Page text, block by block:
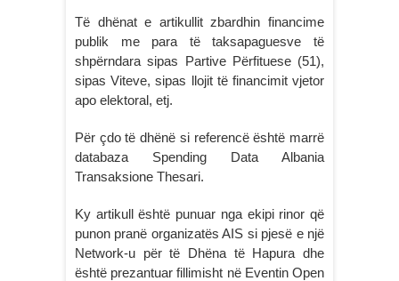
Të dhënat e artikullit zbardhin financime
publik me para të taksapaguesve të
shpërndara sipas Partive Përfituese (51),
sipas Viteve, sipas llojit të financimit vjetor
apo elektoral, etj.
Për çdo të dhënë si referencë është marrë
databaza Spending Data Albania
Transaksione Thesari.
Ky artikull është punuar nga ekipi rinor që
punon pranë organizatës AIS si pjesë e një
Network-u për të Dhëna të Hapura dhe
është prezantuar fillimisht në Eventin Open